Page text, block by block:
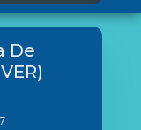
De